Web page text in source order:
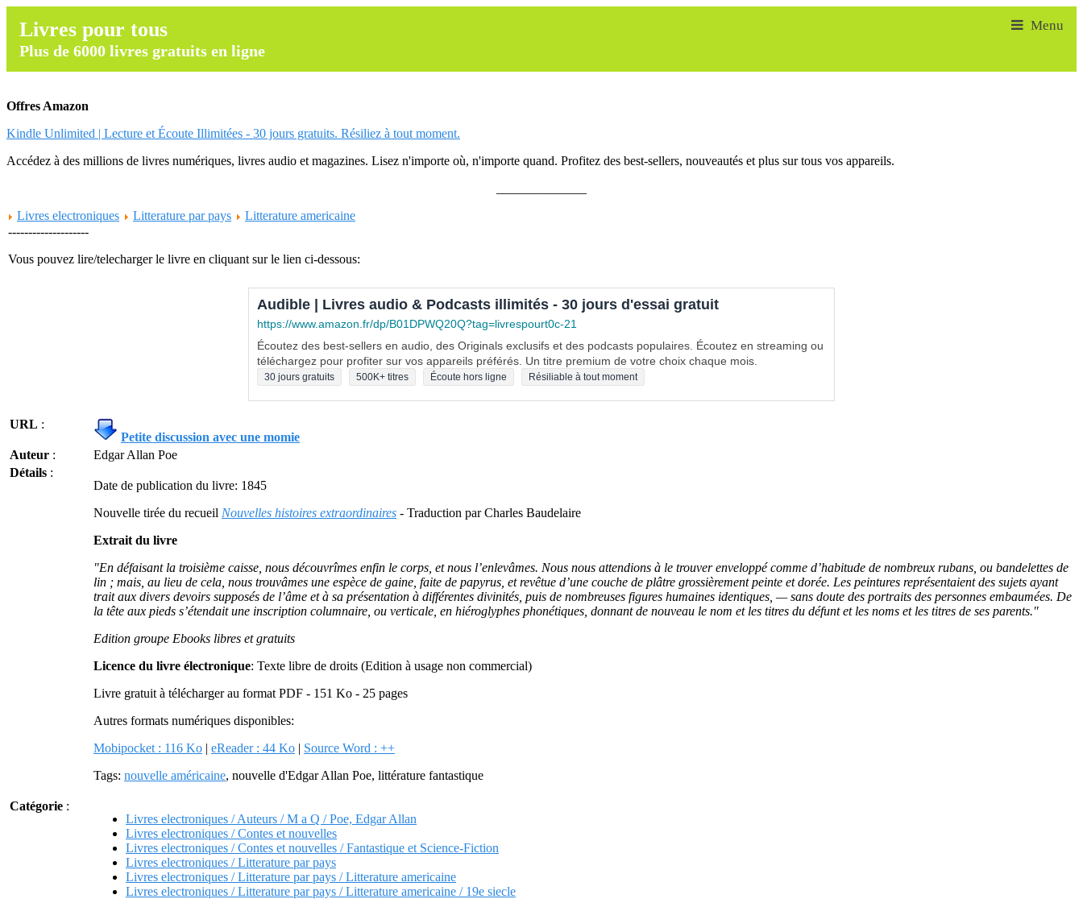
Livres pour tous
Plus de 6000 livres gratuits en ligne
Offres Amazon
Kindle Unlimited | Lecture et Écoute Illimitées - 30 jours gratuits. Résiliez à tout moment.
Accédez à des millions de livres numériques, livres audio et magazines. Lisez n'importe où, n'importe quand. Profitez des best-sellers, nouveautés et plus sur tous vos appareils.
Livres electroniques
Litterature par pays
Litterature americaine
--------------------
Vous pouvez lire/telecharger le livre en cliquant sur le lien ci-dessous:
Audible | Livres audio & Podcasts illimités - 30 jours d'essai gratuit
https://www.amazon.fr/dp/B01DPWQ20Q?tag=livrespourt0c-21
Écoutez des best-sellers en audio, des Originals exclusifs et des podcasts populaires. Écoutez en streaming ou
téléchargez pour profiter sur vos appareils préférés. Un titre premium de votre choix chaque mois.
30 jours gratuits 500K+ titres Écoute hors ligne Résiliable à tout moment
URL :
Petite discussion avec une momie
Auteur :
Edgar Allan Poe
Détails :
Date de publication du livre: 1845
Nouvelle tirée du recueil Nouvelles histoires extraordinaires - Traduction par Charles Baudelaire
Extrait du livre
"En défaisant la troisième caisse, nous découvrîmes enfin le corps, et nous l’enlevâmes. Nous nous attendions à le trouver enveloppé comme d’habitude de nombreux rubans, ou bandelettes de
lin ; mais, au lieu de cela, nous trouvâmes une espèce de gaine, faite de papyrus, et revêtue d’une couche de plâtre grossièrement peinte et dorée. Les peintures représentaient des sujets ayant
trait aux divers devoirs supposés de l’âme et à sa présentation à différentes divinités, puis de nombreuses figures humaines identiques, — sans doute des portraits des personnes embaumées. De
la tête aux pieds s’étendait une inscription columnaire, ou verticale, en hiéroglyphes phonétiques, donnant de nouveau le nom et les titres du défunt et les noms et les titres de ses parents."
Edition groupe Ebooks libres et gratuits
Licence du livre électronique: Texte libre de droits (Edition à usage non commercial)
Livre gratuit à télécharger au format PDF - 151 Ko - 25 pages
Autres formats numériques disponibles:
Mobipocket : 116 Ko | eReader : 44 Ko | Source Word : ++
Tags: nouvelle américaine, nouvelle d'Edgar Allan Poe, littérature fantastique
Catégorie :
Livres electroniques / Auteurs / M a Q / Poe, Edgar Allan
Livres electroniques / Contes et nouvelles
Livres electroniques / Contes et nouvelles / Fantastique et Science-Fiction
Livres electroniques / Litterature par pays
Livres electroniques / Litterature par pays / Litterature americaine
Livres electroniques / Litterature par pays / Litterature americaine / 19e siecle